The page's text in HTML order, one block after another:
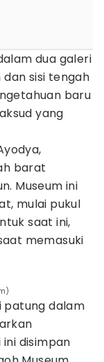
dua galeri
sisi tengah
baru
yang
barat
Museum ini
mulai pukul
saat ini,
memasuki
patung dalam
disimpan